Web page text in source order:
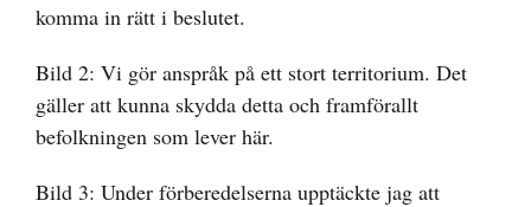
komma in rätt i beslutet.
Bild 2: Vi gör anspråk på ett stort territorium. Det
gäller att kunna skydda detta och framförallt
befolkningen som lever här.
Bild 3: Under förberedelserna upptäckte jag att